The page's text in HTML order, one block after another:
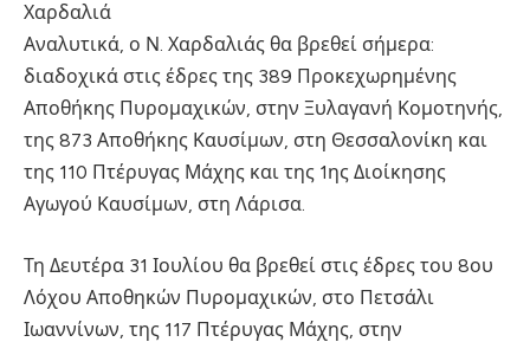
Χαρδαλιά
Αναλυτικά, ο Ν. Χαρδαλιάς θα βρεθεί σήμερα:
διαδοχικά στις έδρες της 389 Προκεχωρημένης
Αποθήκης Πυρομαχικών, στην Ξυλαγανή Κομοτηνής,
της 873 Αποθήκης Καυσίμων, στη Θεσσαλονίκη και
της 110 Πτέρυγας Μάχης και της 1ης Διοίκησης
Αγωγού Καυσίμων, στη Λάρισα.
Τη Δευτέρα 31 Ιουλίου θα βρεθεί στις έδρες του 8ου
Λόχου Αποθηκών Πυρομαχικών, στο Πετσάλι
Ιωαννίνων, της 117 Πτέρυγας Μάχης, στην